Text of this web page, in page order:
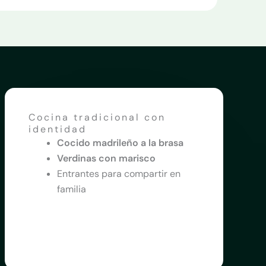
Cocina tradicional con
identidad
Cocido madrileño a la brasa
Verdinas con marisco
Entrantes para compartir en
familia